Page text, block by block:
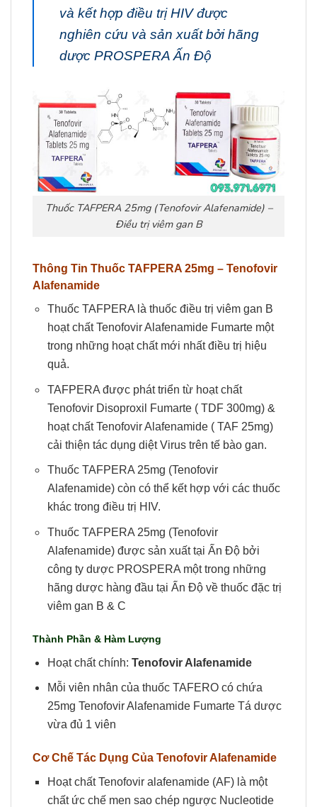
và kết hợp điều trị HIV được
nghiên cứu và sản xuất bởi hãng
dược PROSPERA Ấn Độ
Thuốc TAFPERA 25mg (Tenofovir Alafenamide) –
Điều trị viêm gan B
Thông Tin Thuốc TAFPERA 25mg – Tenofovir
Alafenamide
Thuốc TAFPERA là thuốc điều trị viêm gan B
hoạt chất Tenofovir Alafenamide Fumarte một
trong những hoạt chất mới nhất điều trị hiệu
quả.
TAFPERA được phát triển từ hoạt chất
Tenofovir Disoproxil Fumarte ( TDF 300mg) &
hoạt chất Tenofovir Alafenamide ( TAF 25mg)
cải thiện tác dụng diệt Virus trên tế bào gan.
Thuốc TAFPERA 25mg (Tenofovir
Alafenamide) còn có thể kết hợp với các thuốc
khác trong điều trị HIV.
Thuốc TAFPERA 25mg (Tenofovir
Alafenamide) được sản xuất tại Ấn Độ bởi
công ty dược PROSPERA một trong những
hãng dược hàng đầu tại Ấn Độ về thuốc đặc trị
viêm gan B & C
Thành Phần & Hàm Lượng
Hoạt chất chính: Tenofovir Alafenamide
Mỗi viên nhân của thuốc TAFERO có chứa
25mg Tenofovir Alafenamide Fumarte Tá dược
vừa đủ 1 viên
Cơ Chế Tác Dụng Của Tenofovir Alafenamide
Hoạt chất Tenofovir alafenamide (AF) là một
chất ức chế men sao chép ngược Nucleotide